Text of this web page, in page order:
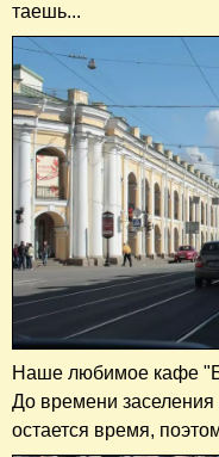
таешь...
Наше любимое кафе
До времени
остается время,